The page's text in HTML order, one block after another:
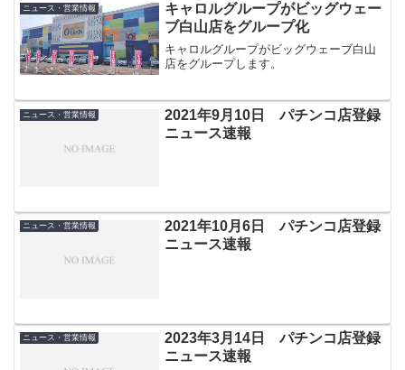
ニュース・営業情報
キャロルグループがビッグウェー
ブ白山店をグループ化
キャロルグループがビッグウェーブ白山
店をグループします。
ニュース・営業情報
2021年9月10日 パチンコ店登録
ニュース速報
ニュース・営業情報
2021年10月6日 パチンコ店登録
ニュース速報
ニュース・営業情報
2023年3月14日 パチンコ店登録
ニュース速報